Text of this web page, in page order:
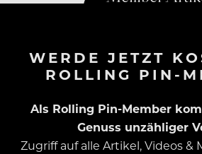
WERDE JETZT
ROLLING PIN-
Als Rolling Pin-Member
Genuss unzähliger
Zugriff auf alle Artikel, Videos &